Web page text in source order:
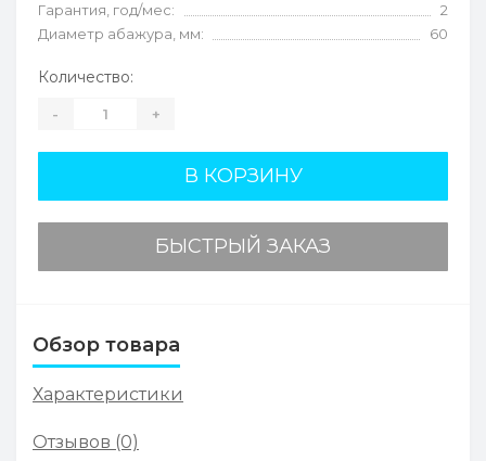
Гарантия, год/мес:
2
Диаметр абажура, мм:
60
Количество:
- +
В КОРЗИНУ
БЫСТРЫЙ ЗАКАЗ
Обзор товара
Характеристики
Отзывов (0)